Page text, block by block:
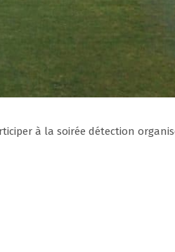
à la soirée détection